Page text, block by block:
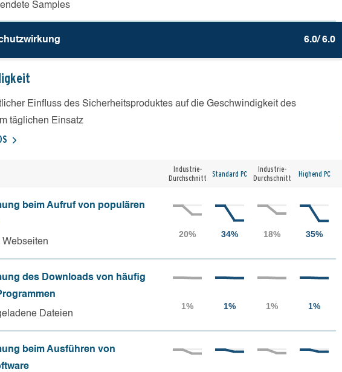
Samples
6.0/ 6.0
Einfluss des Sicherheitsproduktes auf die Geschwindigkeit des
täglichen Einsatz
Industrie-
Durchschnitt
Standard PC
Industrie-
Durchschnitt
Highend PC
beim Aufruf von populären
des Downloads von häufig
Dateien
beim Ausführen von